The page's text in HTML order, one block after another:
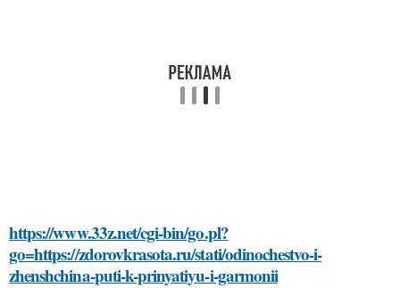
https://www.33z.net/cgi-bin/go.pl?
go=https://zdorovkrasota.ru/stati/odinochestvo-i-
zhenshchina-puti-k-prinyatiyu-i-garmonii